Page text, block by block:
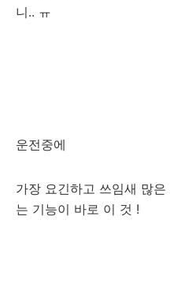
니.. ㅠ
운전중에
가장 요긴하고 쓰임새 많
는 기능이 바로 이 것 !